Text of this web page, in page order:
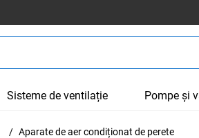
Sisteme de ventilație Pompe și
Aparate de aer condiționat de perete